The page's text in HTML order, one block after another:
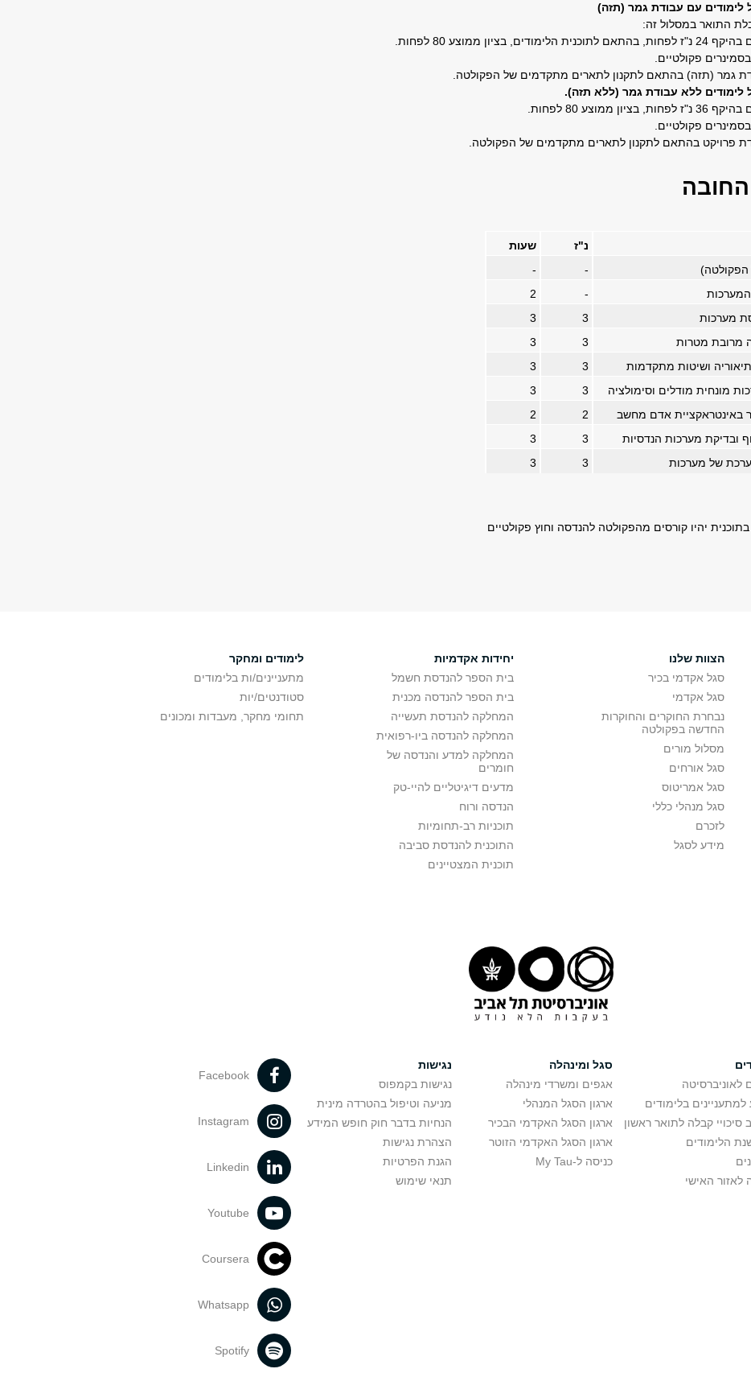
לימודים עם עבודת גמר (תזה)
התואר במסלול זה:
בציון ממוצע 80 לפחות.
פקולטיים.
גמר (תזה) בהתאם לתקנון לתארים מתקדמים של הפקולטה.
לימודים ללא עבודת גמר (ללא תזה).
ממוצע 80 לפחות.
פקולטיים.
פרויקט בהתאם לתקנון לתארים מתקדמים של הפקולטה.
החובה
נ"ז
שעות
הפקולטה)
-
-
-
2
מערכות
3
3
מרובת מטרות
3
3
ושיטות מתקדמות
3
3
מונחית מודלים וסימולציה
3
3
באינטראקציית אדם מחשב
2
2
ובדיקת מערכות הנדסיות
3
3
של מערכות
3
3
יהיו קורסים מהפקולטה להנדסה וחוץ פקולטיים
הצוות שלנו
סגל אקדמי בכיר
סגל אקדמי
נבחרת החוקרים והחוקרות
החדשה בפקולטה
מסלול מורים
סגל אורחים
סגל אמריטוס
סגל מנהלי כללי
לזכרם
מידע לסגל
יחידות אקדמיות
בית הספר להנדסת חשמל
בית הספר להנדסה מכנית
המחלקה להנדסת תעשייה
המחלקה להנדסה ביו-רפואית
המחלקה למדע והנדסה של
חומרים
מדעים דיגיטליים להיי-טק
הנדסה ורוח
תוכניות רב-תחומיות
התוכנית להנדסת סביבה
תוכנית המצטיינים
לימודים ומחקר
מתעניינים/ות בלימודים
סטודנטים/יות
תחומי מחקר, מעבדות ומכונים
לאוניברסיטה
למתעניינים בלימודים
סיכויי קבלה לתואר ראשון
הלימודים
לאזור האישי
סגל ומינהלה
אגפים ומשרדי מינהלה
ארגון הסגל המנהלי
ארגון הסגל האקדמי הבכיר
ארגון הסגל האקדמי הזוטר
כניסה ל-My Tau
נגישות
נגישות בקמפוס
מניעה וטיפול בהטרדה מינית
הנחיות בדבר חוק חופש המידע
הצהרת נגישות
הגנת הפרטיות
תנאי שימוש
Facebook
Instagram
Linkedin
Youtube
Coursera
Whatsapp
Spotify